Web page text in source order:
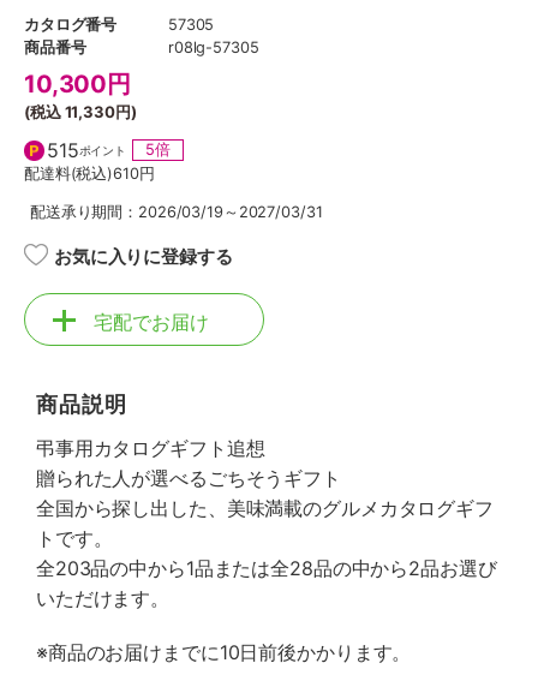
カタログ番号
57305
商品番号
r08lg-57305
10,300 円
(税込11,330円)
515ポイント
5倍
配達料(税込)610円
配送承り期間：2026/03/19～2027/03/31
お気に入りに登録する
宅配でお届け
商品説明
弔事用カタログギフト追想
贈られた人が選べるごちそうギフト
全国から探し出した、美味満載のグルメカタログギフ
トです。
全203品の中から1品または全28品の中から2品お選び
いただけます。
※商品のお届けまでに10日前後かかります。